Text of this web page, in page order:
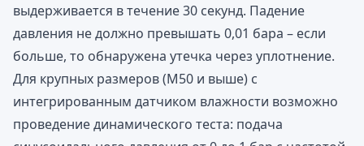
выдерживается в течение 30 секунд. Падение
давления не должно превышать 0,01 бара – если
больше, то обнаружена утечка через уплотнение.
Для крупных размеров (M50 и выше) с
интегрированным датчиком влажности возможно
проведение динамического теста: подача